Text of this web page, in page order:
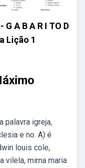
A B A R I TO D
Lição 1
palavra igreja,
e no. A) é
louis cole,
vilela, mirna maria